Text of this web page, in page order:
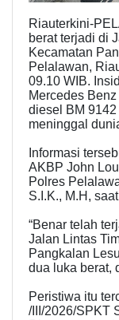
Riauterkini-
berat terjadi di
Kecamatan
Pelalawan,
09.10 WIB.
Mercedes
diesel BM
meninggal
Informasi
AKBP John
Polres
S.I.K., M.H,
“Benar telah
Jalan Lintas
Pangkalan
dua luka berat,
Peristiwa itu
/III/2026/SPKT